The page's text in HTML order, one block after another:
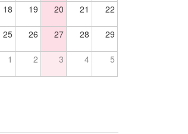
18 19 20 21 22
25 26 27 28 29
1 2 3 4 5